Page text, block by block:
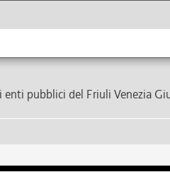
pubblici del Friuli Venezia